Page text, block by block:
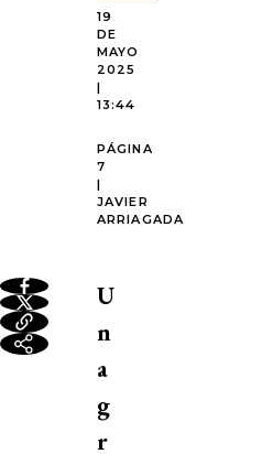
19
DE
MAYO
2025
|
13:44
PÁGINA
7
|
JAVIER
ARRIAGADA
U
n
a
g
r